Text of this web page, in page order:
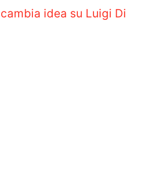
idea su Luigi Di